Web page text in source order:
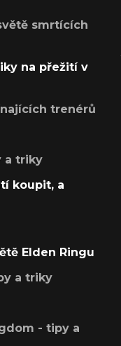
smrtících
na přežití v
trenérů
a triky
koupit, a
Elden Ringu
a triky
- tipy a